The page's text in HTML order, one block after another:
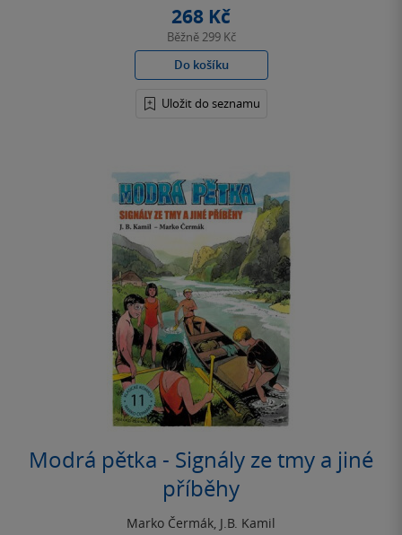
268 Kč
Běžně299 Kč
Do košíku
Uložit do seznamu
Modrá pětka - Signály ze tmy a jiné
příběhy
Marko Čermák, J.B. Kamil